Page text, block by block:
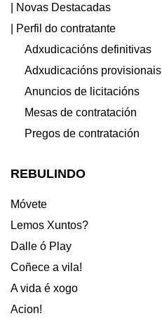
| Novas Destacadas
| Perfil do contratante
Adxudicacións definitivas
Adxudicacións provisionais
Anuncios de licitacións
Mesas de contratación
Pregos de contratación
REBULINDO
Móvete
Lemos Xuntos?
Dalle ó Play
Coñece a vila!
A vida é xogo
Acion!